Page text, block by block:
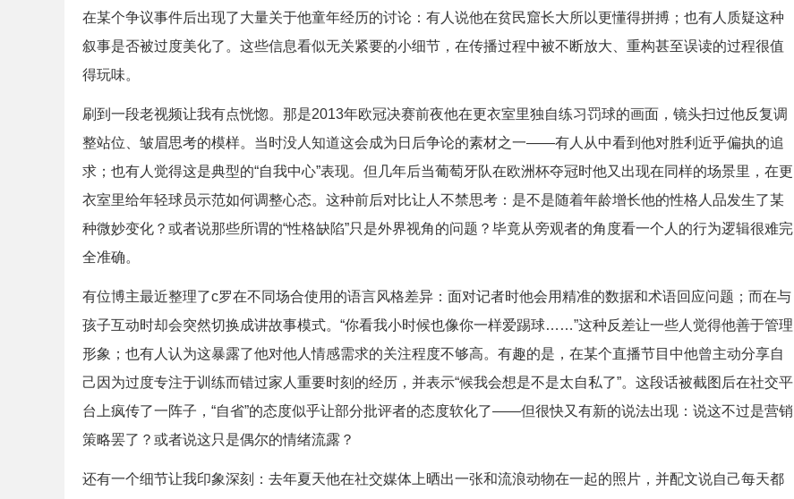
在某个争议事件后出现了大量关于他童年经历的讨论：有人说他在贫民窟长大所以更懂得拼搏；也有人质疑这种
叙事是否被过度美化了。这些信息看似无关紧要的小细节，在传播过程中被不断放大、重构甚至误读的过程很值
得玩味。
刷到一段老视频让我有点恍惚。那是2013年欧冠决赛前夜他在更衣室里独自练习罚球的画面，镜头扫过他反复调
整站位、皱眉思考的模样。当时没人知道这会成为日后争论的素材之一——有人从中看到他对胜利近乎偏执的追
求；也有人觉得这是典型的“自我中心”表现。但几年后当葡萄牙队在欧洲杯夺冠时他又出现在同样的场景里，在更
衣室里给年轻球员示范如何调整心态。这种前后对比让人不禁思考：是不是随着年龄增长他的性格人品发生了某
种微妙变化？或者说那些所谓的“性格缺陷”只是外界视角的问题？毕竟从旁观者的角度看一个人的行为逻辑很难完
全准确。
有位博主最近整理了c罗在不同场合使用的语言风格差异：面对记者时他会用精准的数据和术语回应问题；而在与
孩子互动时却会突然切换成讲故事模式。“你看我小时候也像你一样爱踢球……”这种反差让一些人觉得他善于管理
形象；也有人认为这暴露了他对他人情感需求的关注程度不够高。有趣的是，在某个直播节目中他曾主动分享自
己因为过度专注于训练而错过家人重要时刻的经历，并表示“候我会想是不是太自私了”。这段话被截图后在社交平
台上疯传了一阵子，“自省”的态度似乎让部分批评者的态度软化了——但很快又有新的说法出现：说这不过是营销
策略罢了？或者说这只是偶尔的情绪流露？
还有一个细节让我印象深刻：去年夏天他在社交媒体上晒出一张和流浪动物在一起的照片，并配文说自己每天都